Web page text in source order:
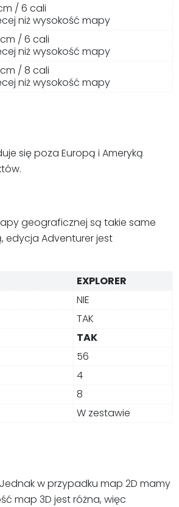
/ 6 cali
niż wysokość mapy
/ 6 cali
niż wysokość mapy
/ 8 cali
niż wysokość mapy
się poza Europą i Ameryką
geograficznej są takie same
edycja Adventurer jest
EXPLORER
NIE
TAK
TAK
56
4
8
W zestawie
w przypadku map 2D mamy
map 3D jest różna, więc